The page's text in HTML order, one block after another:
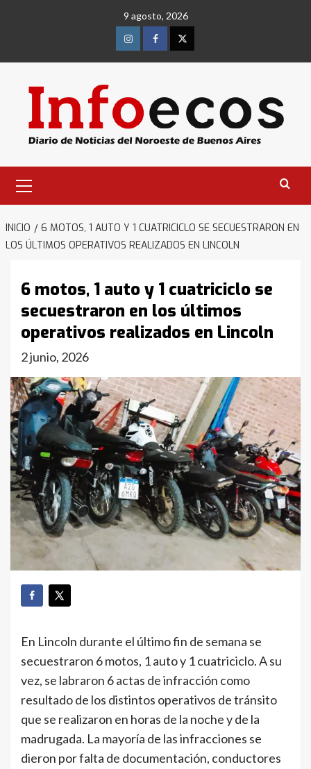
9 agosto, 2026
InstagramFacebookTwitter
primario
INICIO
6 MOTOS, 1 AUTO Y 1 CUATRICICLO SE SECUESTRARON EN
LOS ÚLTIMOS OPERATIVOS REALIZADOS EN LINCOLN
6 motos, 1 auto y 1 cuatriciclo se
secuestraron en los últimos
operativos realizados en Lincoln
2 junio, 2026
En Lincoln durante el último fin de semana se
secuestraron 6 motos, 1 auto y 1 cuatriciclo. A su
vez, se labraron 6 actas de infracción como
resultado de los distintos operativos de tránsito
que se realizaron en horas de la noche y de la
madrugada. La mayoría de las infracciones se
dieron por falta de documentación, conductores